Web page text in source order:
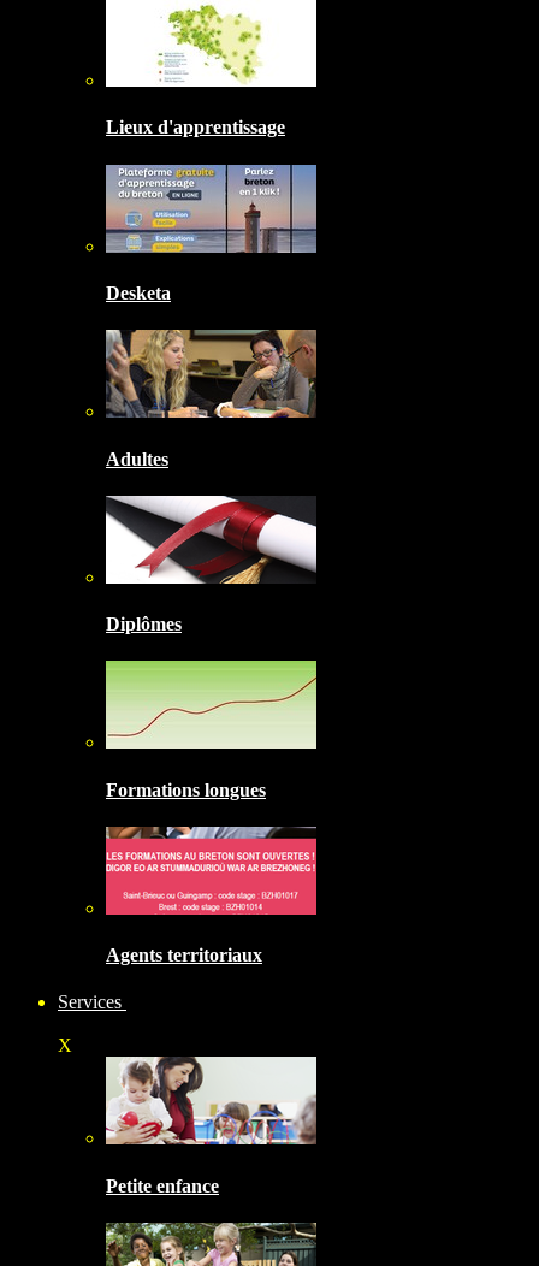
Lieux d'apprentissage
Desketa
Adultes
Diplômes
Formations longues
Agents territoriaux
Services
X
Petite enfance